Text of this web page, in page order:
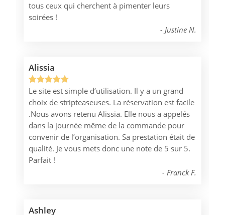
tous ceux qui cherchent à pimenter leurs
soirées !
Justine N.
Alissia
Noté5.00
sur 5
basé sur
1
notation
client
Le site est simple d’utilisation. Il y a un grand
choix de stripteaseuses. La réservation est facile
.Nous avons retenu Alissia. Elle nous a appelés
dans la journée même de la commande pour
convenir de l’organisation. Sa prestation était de
qualité. Je vous mets donc une note de 5 sur 5.
Parfait !
Franck F.
Ashley